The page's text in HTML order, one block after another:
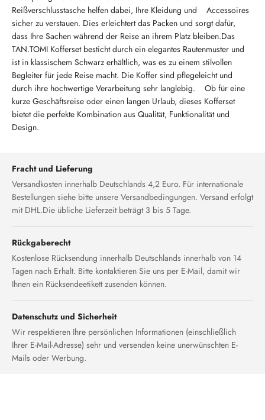
Reißverschlusstasche helfen dabei, Ihre Kleidung und Accessoires
sicher zu verstauen. Dies erleichtert das Packen und sorgt dafür,
dass Ihre Sachen während der Reise an ihrem Platz bleiben.Das
TAN.TOMI Kofferset besticht durch ein elegantes Rautenmuster und
ist in klassischem Schwarz erhältlich, was es zu einem stilvollen
Begleiter für jede Reise macht. Die Koffer sind pflegeleicht und
durch ihre hochwertige Verarbeitung sehr langlebig. Ob für eine
kurze Geschäftsreise oder einen langen Urlaub, dieses Kofferset
bietet die perfekte Kombination aus Qualität, Funktionalität und
Design.
Fracht und Lieferung
Versandkosten innerhalb Deutschlands 4,2 Euro. Für internationale
Bestellungen siehe bitte unsere Versandbedingungen. Versand erfolgt
mit DHL.Die übliche Lieferzeit beträgt 3 bis 5 Tage.
Rückgaberecht
Kostenlose Rücksendung innerhalb Deutschlands innerhalb von 14
Tagen nach Erhalt. Bitte kontaktieren Sie uns per E-Mail, damit wir
Ihnen ein Rücksendeetikett zusenden können.
Datenschutz und Sicherheit
Wir respektieren Ihre persönlichen Informationen (einschließlich
Ihrer E-Mail-Adresse) sehr und versenden keine unerwünschten E-
Mails oder Werbung.